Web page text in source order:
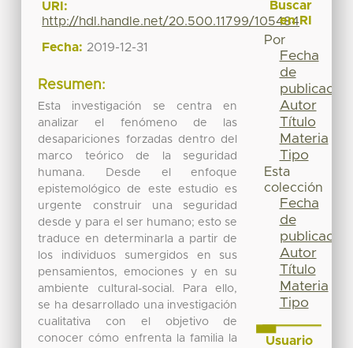
URI:
http://hdl.handle.net/20.500.11799/105484
Fecha: 2019-12-31
Resumen:
Esta investigación se centra en
analizar el fenómeno de las
desapariciones forzadas dentro del
marco teórico de la seguridad
humana. Desde el enfoque
epistemológico de este estudio es
urgente construir una seguridad
desde y para el ser humano; esto se
traduce en determinarla a partir de
los individuos sumergidos en sus
pensamientos, emociones y en su
ambiente cultural-social. Para ello,
se ha desarrollado una investigación
cualitativa con el objetivo de
conocer cómo enfrenta la familia la
Buscar
en RI
Por
Fecha
de
publicación
Autor
Título
Materia
Tipo
Esta
colección
Fecha
de
publicación
Autor
Título
Materia
Tipo
Usuario